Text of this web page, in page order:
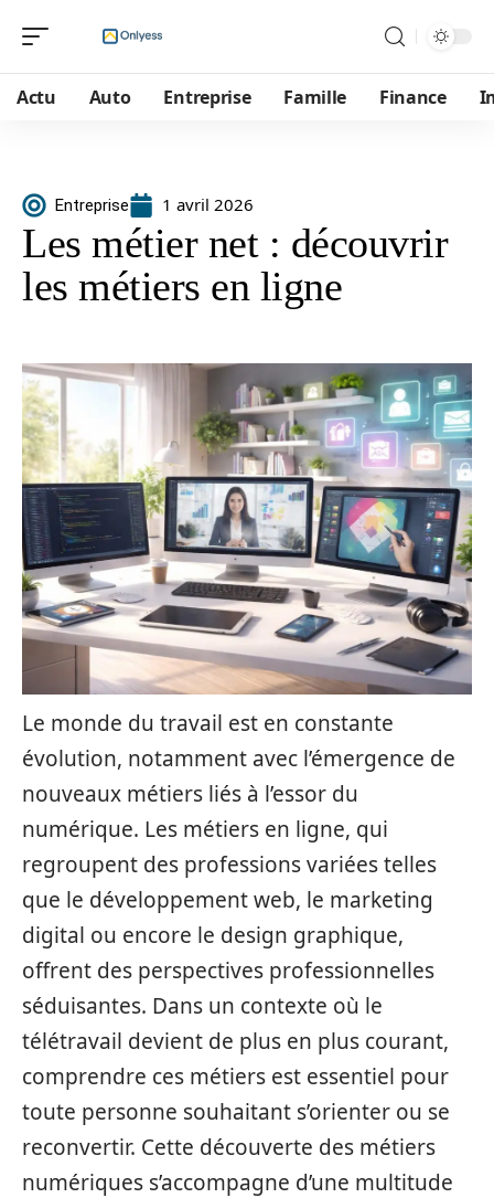
Actu Auto Entreprise Famille Finance
Entreprise 1 avril 2026
Les métier net : découvrir
les métiers en ligne
Le monde du travail est en constante
évolution, notamment avec l’émergence de
nouveaux métiers liés à l’essor du
numérique. Les métiers en ligne, qui
regroupent des professions variées telles
que le développement web, le marketing
digital ou encore le design graphique,
offrent des perspectives professionnelles
séduisantes. Dans un contexte où le
télétravail devient de plus en plus courant,
comprendre ces métiers est essentiel pour
toute personne souhaitant s’orienter ou se
reconvertir. Cette découverte des métiers
numériques s’accompagne d’une multitude